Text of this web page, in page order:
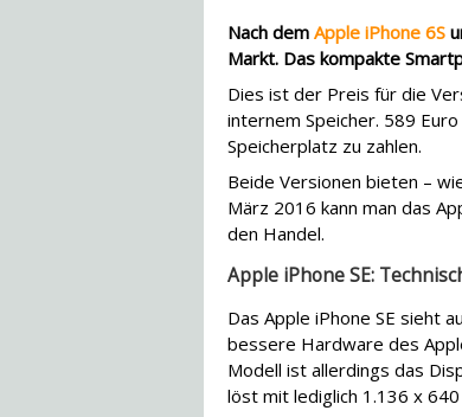
Nach dem Apple iPhone 6S
Markt. Das kompakte
Dies ist der Preis für die
internem Speicher. 589
Speicherplatz zu zahlen.
Beide Versionen bieten –
März 2016 kann man das
den Handel.
Apple iPhone SE:
Das Apple iPhone SE sieht
bessere Hardware des
Modell ist allerdings das
löst mit lediglich 1.136 x 640